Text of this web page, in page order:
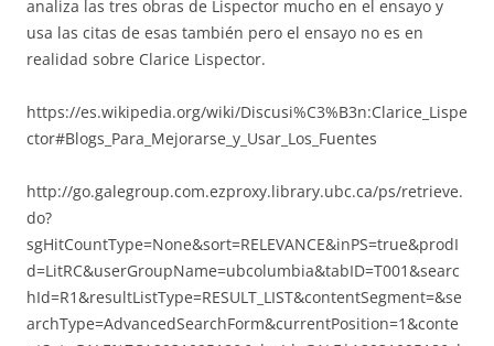
analiza las tres obras de Lispector mucho en el ensayo y
usa las citas de esas también pero el ensayo no es en
realidad sobre Clarice Lispector.
https://es.wikipedia.org/wiki/Discusi%C3%B3n:Clarice_Lispe
ctor#Blogs_Para_Mejorarse_y_Usar_Los_Fuentes
http://go.galegroup.com.ezproxy.library.ubc.ca/ps/retrieve.
do?
sgHitCountType=None&sort=RELEVANCE&inPS=true&prodI
d=LitRC&userGroupName=ubcolumbia&tabID=T001&searc
hId=R1&resultListType=RESULT_LIST&contentSegment=&se
archType=AdvancedSearchForm&currentPosition=1&conte